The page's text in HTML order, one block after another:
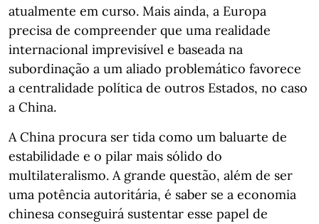
atualmente em curso. Mais ainda, a Europa
precisa de compreender que uma realidade
internacional imprevisível e baseada na
subordinação a um aliado problemático favorece
a centralidade política de outros Estados, no caso
a China.
A China procura ser tida como um baluarte de
estabilidade e o pilar mais sólido do
multilateralismo. A grande questão, além de ser
uma potência autoritária, é saber se a economia
chinesa conseguirá sustentar esse papel de